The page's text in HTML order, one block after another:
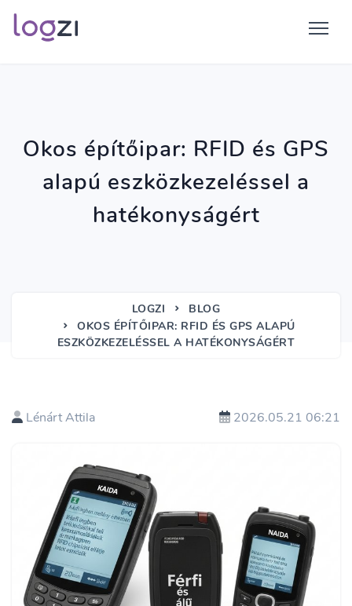
Okos építőipar: RFID és GPS
alapú eszközkezeléssel a
hatékonyságért
LOGZI
BLOG
OKOS ÉPÍTŐIPAR: RFID ÉS GPS ALAPÚ
ESZKÖZKEZELÉSSEL A HATÉKONYSÁGÉRT
Lénárt Attila 2026.05.21 06:21